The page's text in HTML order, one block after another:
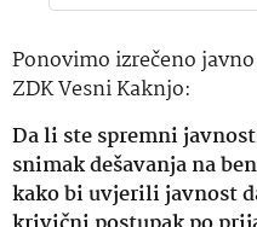
Ponovimo izrečeno
ZDK Vesni Kaknjo:
Da li ste spremni
snimak dešavanja na
kako bi uvjerili javnost